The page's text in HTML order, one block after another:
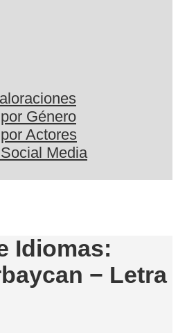
Género
Actores
Media
Idiomas:
− Letra